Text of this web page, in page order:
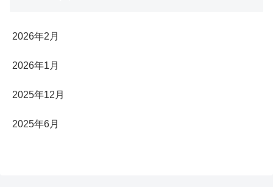
2026年2月
2026年1月
2025年12月
2025年6月